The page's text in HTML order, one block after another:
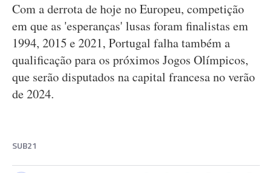
Com a derrota de hoje no Europeu, competição
em que as 'esperanças' lusas foram finalistas em
1994, 2015 e 2021, Portugal falha também a
qualificação para os próximos Jogos Olímpicos,
que serão disputados na capital francesa no verão
de 2024.
SUB21